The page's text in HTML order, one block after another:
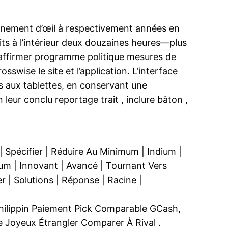
d’œil à respectivement années en
à l’intérieur deux douzaines heures—plus
programme politique mesures de
le site et l’application. L’interface
aux tablettes, en conservant une
leur conclu reportage trait , inclure bâton ,
| Réduire Au Minimum | Indium |
| Innovant | Avancé | Tournant Vers
Solutions | Réponse | Racine |
Paiement Pick Comparable GCash,
Joyeux Étrangler Comparer À Rival .